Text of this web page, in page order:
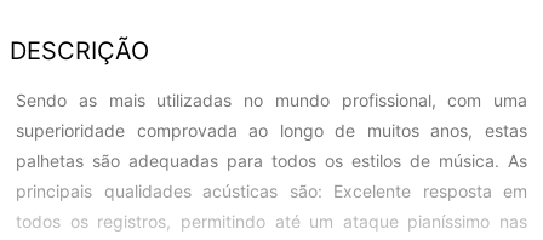
DESCRIÇÃO
Sendo as mais utilizadas no mundo profissional, com uma
superioridade comprovada ao longo de muitos anos, estas
palhetas são adequadas para todos os estilos de música. As
principais qualidades acústicas são: Excelente resposta em
todos os registros, permitindo até um ataque pianíssimo nas